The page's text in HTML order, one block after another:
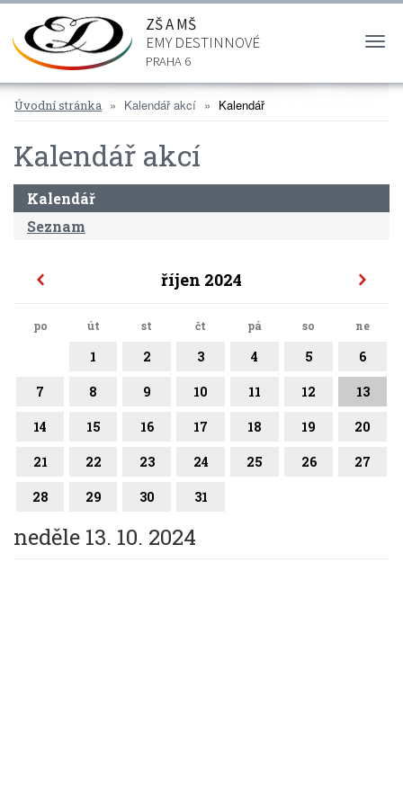
ZŠ A MŠ
EMY DESTINNOVÉ
PRAHA 6
Úvodní stránka Kalendář akcí Kalendář
Kalendář akcí
Kalendář
Seznam
říjen 2024
po út st čt pá so ne
1 2 3 4 5 6
7 8 9 10 11 12 13
14 15 16 17 18 19 20
21 22 23 24 25 26 27
28 29 30 31
neděle 13. 10. 2024